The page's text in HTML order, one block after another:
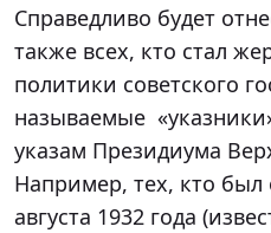
Справедливо будет
также всех, кто стал
политики советского
называемые
указам Президиума
Например, тех, кто был
августа 1932 года